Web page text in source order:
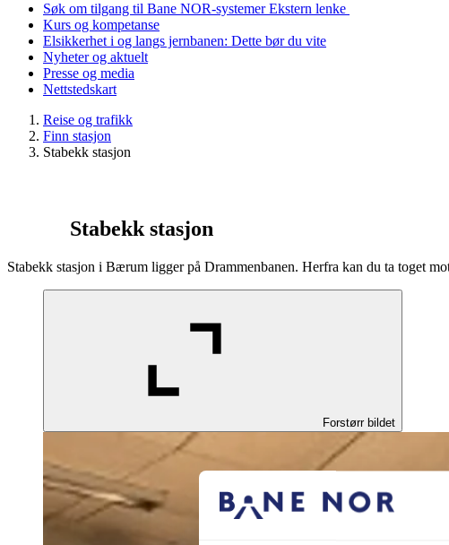
Søk om tilgang til Bane NOR-systemerEkstern lenke
Kurs og kompetanse
Elsikkerhet i og langs jernbanen: Dette bør du vite
Nyheter og aktuelt
Presse og media
Nettstedskart
Reise og trafikk
Finn stasjon
Stabekk stasjon
Stabekk stasjon
Stabekk stasjon i Bærum ligger på Drammenbanen. Herfra kan du ta toget
Forstørr bildet